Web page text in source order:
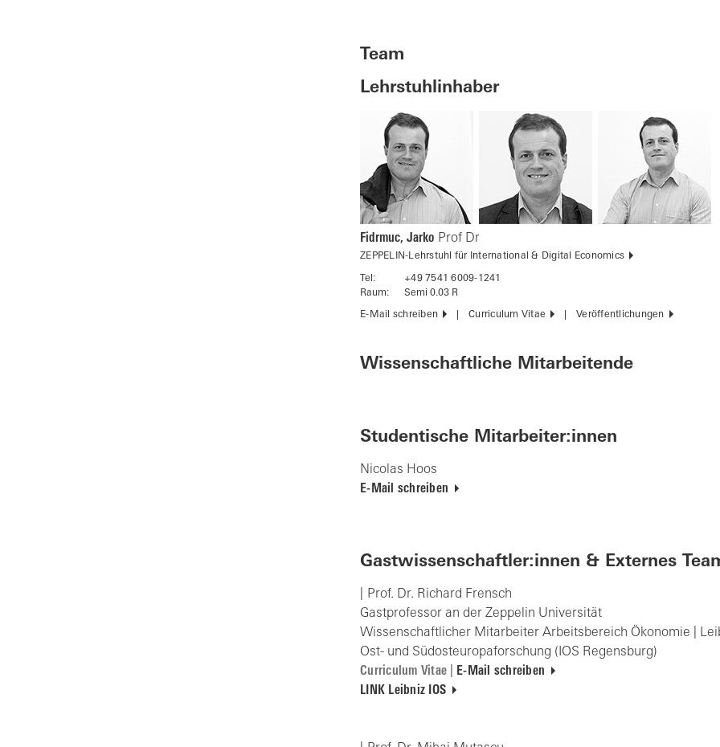
Team
Lehrstuhlinhaber
Fidrmuc, Jarko Prof Dr
ZEPPELIN-Lehrstuhl für International & Digital Economics
Tel:
+49 7541 6009-1241
Raum:
Semi 0.03 R
E-Mail schreiben Curriculum Vitae Veröffentlichungen
Wissenschaftliche Mitarbeitende
Studentische Mitarbeiter:innen
Nicolas Hoos
E-Mail schreiben
Gastwissenschaftler:innen & Externes
Prof. Dr. Richard Frensch
Gastprofessor an der Zeppelin Universität
Wissenschaftlicher Mitarbeiter Arbeitsbereich Ökonomie |
Ost- und Südosteuropaforschung (IOS Regensburg)
Curriculum Vitae
E-Mail schreiben
LINK Leibniz IOS